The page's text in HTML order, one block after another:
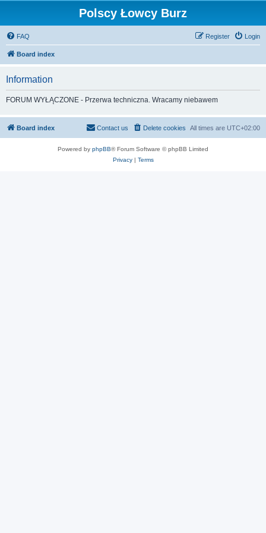
Polscy Łowcy Burz
FAQ Login
Register
Board index
Information
FORUM WYŁĄCZONE - Przerwa techniczna. Wracamy niebawem
Board index All times are UTC+02:00
Delete cookies
Contact us
Powered by phpBB® Forum Software © phpBB Limited
Privacy| Terms